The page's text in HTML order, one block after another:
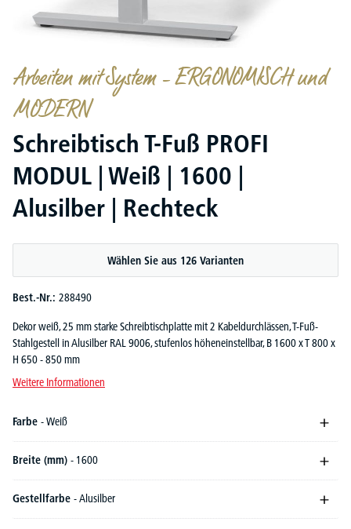
Arbeiten mit System – ERGONOMISCH und
MODERN
Schreibtisch T-Fuß PROFI
MODUL | Weiß | 1600 |
Alusilber | Rechteck
Wählen Sie aus 126 Varianten
Best.-Nr.: 288490
Dekor weiß, 25 mm starke Schreibtischplatte mit 2 Kabeldurchlässen, T-Fuß-
Stahlgestell in Alusilber RAL 9006, stufenlos höheneinstellbar, B 1600 x T 800 x
H 650 - 850 mm
Weitere Informationen
Farbe - Weiß
Breite (mm) - 1600
Gestellfarbe - Alusilber